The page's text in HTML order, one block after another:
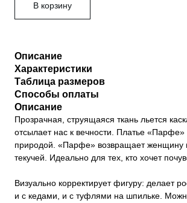
В корзину
Описание
Характеристики
Таблица размеров
Способы оплаты
Описание
Прозрачная, струящаяся ткань льется
отсылает нас к вечности. Платье
природой. «Парфе» возвращает женщину
текучей. Идеально для тех, кто хочет
Визуально корректирует фигуру: делает
и с кедами, и с туфлями на шпильке.